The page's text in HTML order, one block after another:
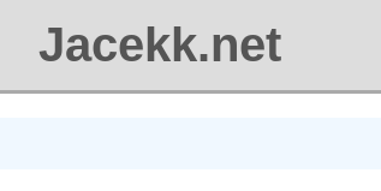
Jacekk.net